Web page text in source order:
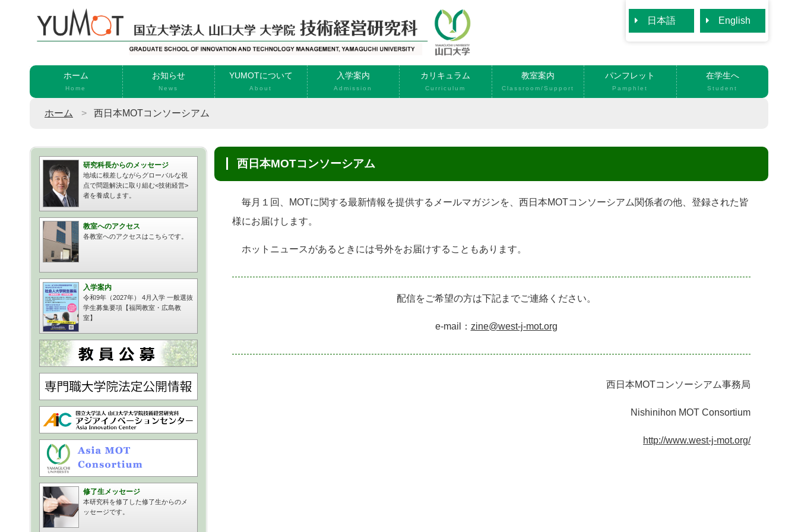
日本語 English
ホーム
Home
お知らせ
News
YUMOTについて
About
入学案内
Admission
カリキュラム
Curriculum
教室案内
Classroom/Support
パンフレット
Pamphlet
在学生へ
Student
ホーム 西日本MOTコンソーシアム
西日本MOTコンソーシアム
毎月１回、 MOTに関する最新情報を提供するメールマガジンを、 西日本MOTコンソーシアム関係者の他、登録された皆
様にお届けします。
ホットニュースがあるときには号外をお届けすることもあります。
配信をご希望の方は下記までご連絡ください。
e-mail： zine@west-j-mot.org
西日本MOTコンソーシアム事務局
Nishinihon MOT Consortium
http://www.west-j-mot.org/
研究科長からのメッセージ
地域に根差しながらグローバルな視
点で問題解決に取り組む<技術経営>
者を養成します。
教室へのアクセス
各教室へのアクセスはこちらです。
入学案内
令和9年（2027年） 4月入学 一般選抜
学生募集要項【福岡教室・広島教
室】
修了生メッセージ
本研究科を修了した修了生からのメ
ッセージです。